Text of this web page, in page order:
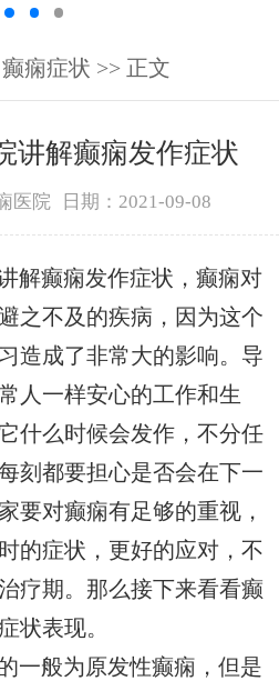
癫痫症状 >> 正文
讲解癫痫发作症状
医院 日期：2021-09-08
解癫痫发作症状，癫痫对
之不及的疾病，因为这个
造成了非常大的影响。导
人一样安心的工作和生
什么时候会发作，不分任
刻都要担心是否会在下一
要对癫痫有足够的重视，
的症状，更好的应对，不
疗期。那么接下来看看癫
状表现。
一般为原发性癫痫，但是